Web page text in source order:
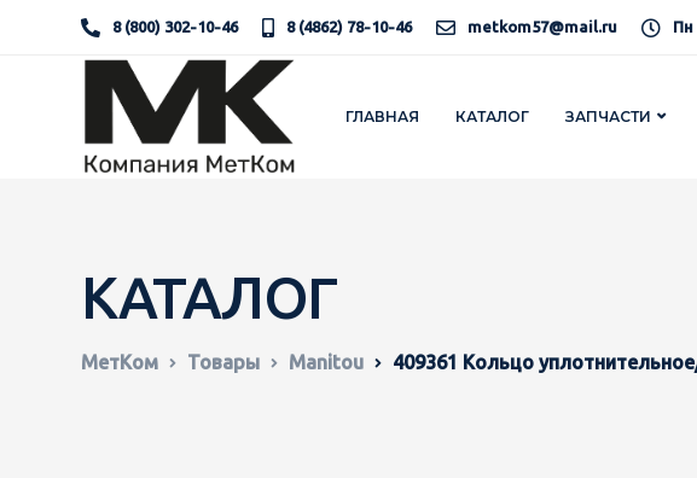
8 (800) 302-10-46 8 (4862) 78-10-46 metkom57@mail.ru Пн
ГЛАВНАЯ КАТАЛОГ ЗАПЧАСТИ
КАТАЛОГ
МетКом Товары Manitou 409361 Кольцо